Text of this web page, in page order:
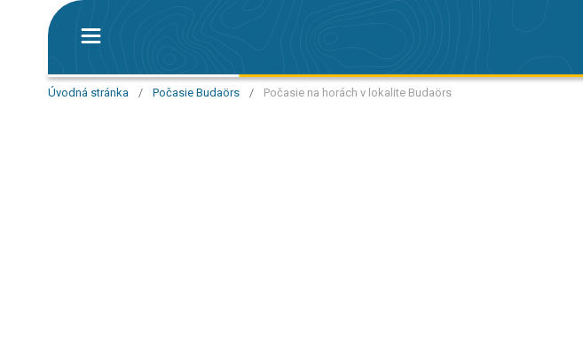
Úvodná stránka / Počasie Budaörs / Počasie na horách v lokalite Budaörs